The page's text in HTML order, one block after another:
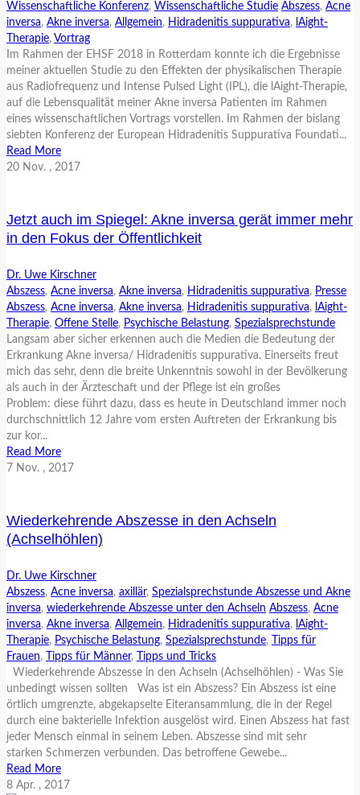
Wissenschaftliche Konferenz, Wissenschaftliche Studie Abszess, Acne
inversa, Akne inversa, Allgemein, Hidradenitis suppurativa, lAight-
Therapie, Vortrag
Im Rahmen der EHSF 2018 in Rotterdam konnte ich die Ergebnisse
meiner aktuellen Studie zu den Effekten der physikalischen Therapie
aus Radiofrequenz und Intense Pulsed Light (IPL), die lAight-Therapie,
auf die Lebensqualität meiner Akne inversa Patienten im Rahmen
eines wissenschaftlichen Vortrags vorstellen. Im Rahmen der bislang
siebten Konferenz der European Hidradenitis Suppurativa Foundati...
Read More
20 Nov. , 2017
Jetzt auch im Spiegel: Akne inversa gerät immer mehr
in den Fokus der Öffentlichkeit
Dr. Uwe Kirschner
Abszess, Acne inversa, Akne inversa, Hidradenitis suppurativa, Presse
Abszess, Acne inversa, Akne inversa, Hidradenitis suppurativa, lAight-
Therapie, Offene Stelle, Psychische Belastung, Spezialsprechstunde
Langsam aber sicher erkennen auch die Medien die Bedeutung der
Erkrankung Akne inversa/ Hidradenitis suppurativa. Einerseits freut
mich das sehr, denn die breite Unkenntnis sowohl in der Bevölkerung
als auch in der Ärzteschaft und der Pflege ist ein großes
Problem: diese führt dazu, dass es heute in Deutschland immer noch
durchschnittlich 12 Jahre vom ersten Auftreten der Erkrankung bis
zur kor...
Read More
7 Nov. , 2017
Wiederkehrende Abszesse in den Achseln
(Achselhöhlen)
Dr. Uwe Kirschner
Abszess, Acne inversa, axillär, Spezialsprechstunde Abszesse und Akne
inversa, wiederkehrende Abszesse unter den Achseln Abszess, Acne
inversa, Akne inversa, Allgemein, Hidradenitis suppurativa, lAight-
Therapie, Psychische Belastung, Spezialsprechstunde,
Tipps für
Frauen, Tipps für Männer,
Tipps und Tricks
Wiederkehrende Abszesse in den Achseln (Achselhöhlen) - Was Sie
unbedingt wissen sollten Was ist ein Abszess? Ein Abszess ist eine
örtlich umgrenzte, abgekapselte Eiteransammlung, die in der Regel
durch eine bakterielle Infektion ausgelöst wird. Einen Abszess hat fast
jeder Mensch einmal in seinem Leben. Abszesse sind mit sehr
starken Schmerzen verbunden. Das betroffene Gewebe...
Read More
8 Apr. , 2017